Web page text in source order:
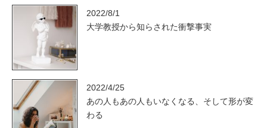
2022/8/1
大学教授から知らされた衝撃事実
2022/4/25
あの人もあの人もいなくなる、そして形が変
わる